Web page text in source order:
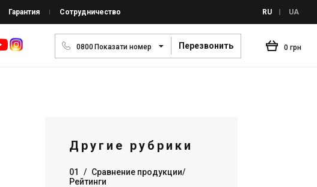
Гарантия Сотрудничество RU UA
0800Показати номер Перезвонить 0 грн
Другие рубрики
01 / Сравнение продукции/
Рейтинги